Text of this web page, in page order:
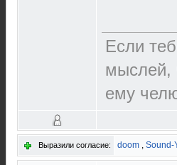
Если
мыслей,
ему
Выразили согласие: doom , Sound-